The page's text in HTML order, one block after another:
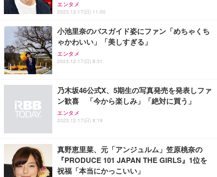
エンタメ
2023.12.17(日) 11:00
小池里奈のバスガイド姿にファン「めちゃくち
ゃかわいい」「美しすぎる」
エンタメ
2023.12.17(日) 8:31
乃木坂46公式X、5期生の写真発売を発表しファ
ン歓喜 「今から楽しみ」「絶対に買う」
エンタメ
2023.12.17(日) 8:19
真野恵里菜、元「アンジュルム」笠原桃奈の
『PRODUCE 101 JAPAN THE GIRLS』1位を
祝福「本当にかっこいい」